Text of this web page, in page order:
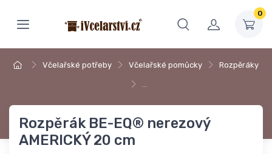
0
Včelařské potřeby Včelařské pomůcky Rozpěráky
…
Rozpěrák BE-EQ® nerezový
AMERICKÝ 20 cm